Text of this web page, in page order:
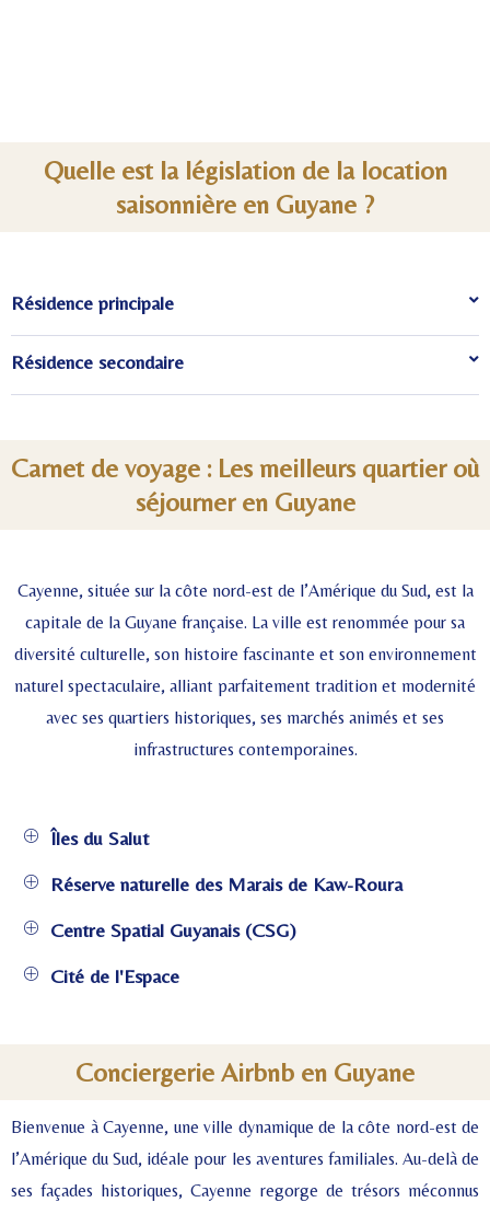
Quelle est la législation de la location
saisonnière en Guyane ?
Résidence principale
Résidence secondaire
Carnet de voyage : Les meilleurs quartier où
séjourner en Guyane
Cayenne, située sur la côte nord-est de l’Amérique du Sud, est la
capitale de la Guyane française. La ville est renommée pour sa
diversité culturelle, son histoire fascinante et son environnement
naturel spectaculaire, alliant parfaitement tradition et modernité
avec ses quartiers historiques, ses marchés animés et ses
infrastructures contemporaines.
Îles du Salut
Réserve naturelle des Marais de Kaw-Roura
Centre Spatial Guyanais (CSG)
Cité de l'Espace
Conciergerie Airbnb en Guyane
Bienvenue à Cayenne, une ville dynamique de la côte nord-est de
l’Amérique du Sud, idéale pour les aventures familiales. Au-delà de
ses façades historiques, Cayenne regorge de trésors méconnus